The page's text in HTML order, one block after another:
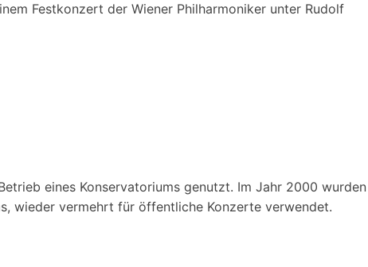
Festkonzert der Wiener Philharmoniker unter Rudolf
eines Konservatoriums genutzt. Im Jahr 2000 wurden
wieder vermehrt für öffentliche Konzerte verwendet.